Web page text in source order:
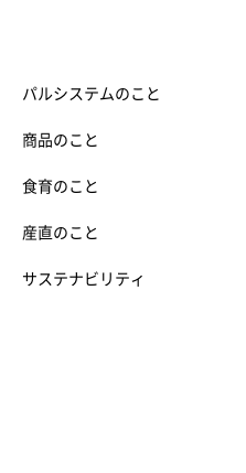
パルシステムのこと
商品のこと
食育のこと
産直のこと
サステナビリティ